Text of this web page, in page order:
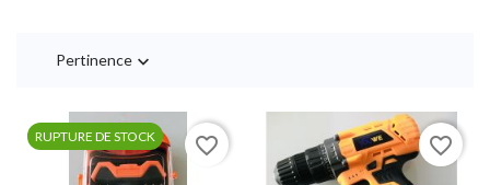
Pertinence 
RUPTURE DE STOCK favorite_border favorite_border